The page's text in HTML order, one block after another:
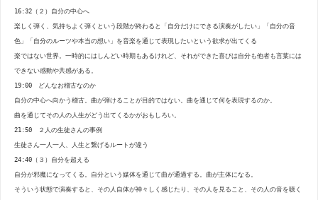
16:32（２）自分の中心へ
楽しく弾く、気持ちよく弾くという段階が終わると「自分だけにできる演奏がしたい」「自分の音
色」「自分のルーツや本当の想い」を音楽を通じて表現したいという欲求が出てくる
楽ではない世界。一時的にはしんどい時期もあるけれど、それができた喜びは自分も他者も言葉には
できない感動や共感がある。
19:00 どんなお稽古なのか
自分の中心へ向かう稽古。曲が弾けることが目的ではない。曲を通じて何を表現するのか。
曲を通じてその人の人生がどう出てくるかがおもしろい。
21:50 ２人の生徒さんの事例
生徒さん一人一人、人生と繋げるルートが違う
24:40（３）自分を超える
自分が邪魔になってくる。自分という媒体を通じて曲が通過する。曲が主体になる。
そういう状態で演奏すると、その人自体が神々しく感じたり、その人を見ること、その人の音を聴く